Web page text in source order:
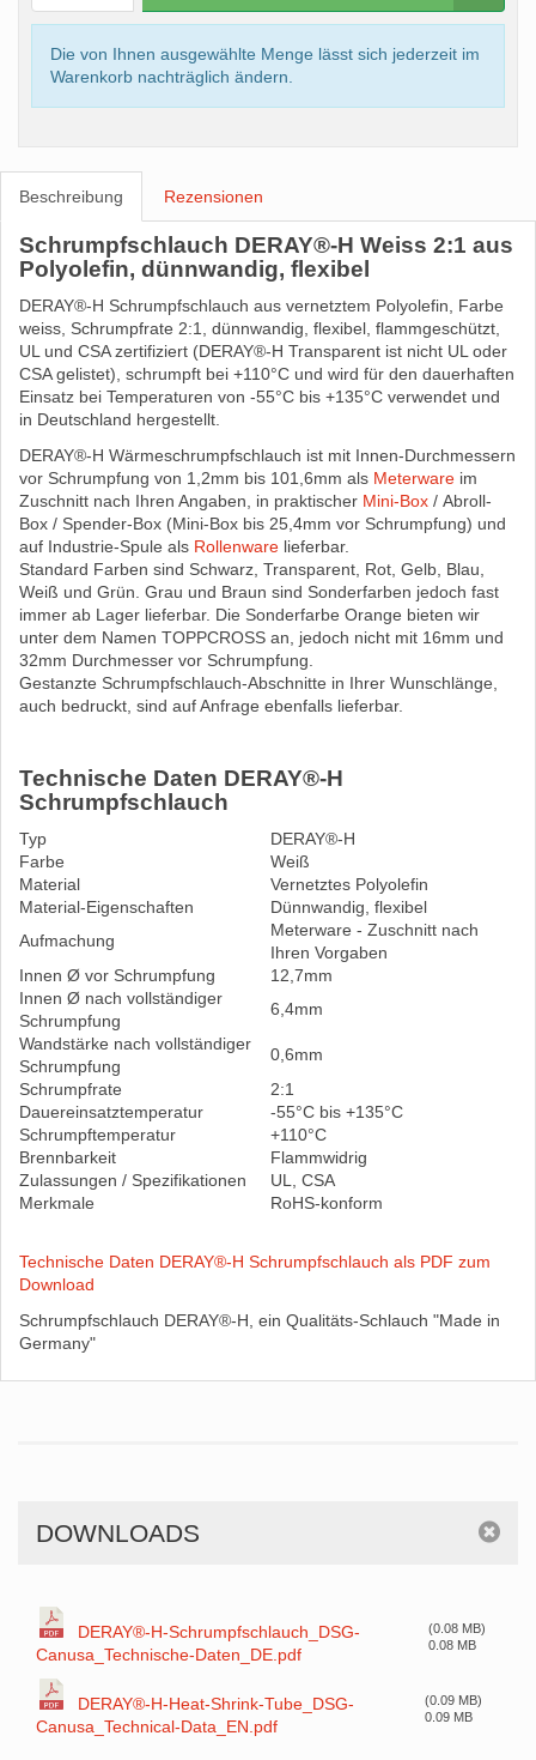
Die von Ihnen ausgewählte Menge lässt sich jederzeit im
Warenkorb nachträglich ändern.
Beschreibung Rezensionen
Schrumpfschlauch DERAY®-H Weiss 2:1 aus
Polyolefin, dünnwandig, flexibel
DERAY®-H Schrumpfschlauch aus vernetztem Polyolefin, Farbe
weiss, Schrumpfrate 2:1, dünnwandig, flexibel, flammgeschützt,
UL und CSA zertifiziert (DERAY®-H Transparent ist nicht UL oder
CSA gelistet), schrumpft bei +110°C und wird für den dauerhaften
Einsatz bei Temperaturen von -55°C bis +135°C verwendet und
in Deutschland hergestellt.
DERAY®-H Wärmeschrumpfschlauch ist mit Innen-Durchmessern
vor Schrumpfung von 1,2mm bis 101,6mm als Meterware im
Zuschnitt nach Ihren Angaben, in praktischer Mini-Box / Abroll-
Box / Spender-Box (Mini-Box bis 25,4mm vor Schrumpfung) und
auf Industrie-Spule als Rollenware lieferbar.
Standard Farben sind Schwarz, Transparent, Rot, Gelb, Blau,
Weiß und Grün. Grau und Braun sind Sonderfarben jedoch fast
immer ab Lager lieferbar. Die Sonderfarbe Orange bieten wir
unter dem Namen TOPPCROSS an, jedoch nicht mit 16mm und
32mm Durchmesser vor Schrumpfung.
Gestanzte Schrumpfschlauch-Abschnitte in Ihrer Wunschlänge,
auch bedruckt, sind auf Anfrage ebenfalls lieferbar.
Technische Daten DERAY®-H
Schrumpfschlauch
Typ
DERAY®-H
Farbe
Weiß
Material
Vernetztes Polyolefin
Material-Eigenschaften
Dünnwandig, flexibel
Aufmachung
Meterware - Zuschnitt nach
Ihren Vorgaben
Innen Ø vor Schrumpfung
12,7mm
Innen Ø nach vollständiger
Schrumpfung
6,4mm
Wandstärke nach vollständiger
Schrumpfung
0,6mm
Schrumpfrate
2:1
Dauereinsatztemperatur
-55°C bis +135°C
Schrumpftemperatur
+110°C
Brennbarkeit
Flammwidrig
Zulassungen / Spezifikationen
UL, CSA
Merkmale
RoHS-konform
Technische Daten DERAY®-H Schrumpfschlauch als PDF zum
Download
Schrumpfschlauch DERAY®-H, ein Qualitäts-Schlauch "Made in
Germany"
DOWNLOADS
DERAY®-H-Schrumpfschlauch_DSG-
Canusa_Technische-Daten_DE.pdf
(0.08 MB)
0.08 MB
DERAY®-H-Heat-Shrink-Tube_DSG-
Canusa_Technical-Data_EN.pdf
(0.09 MB)
0.09 MB